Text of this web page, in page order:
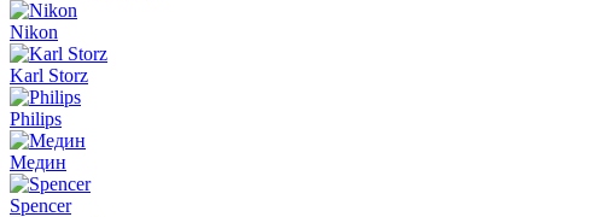
Nikon
Karl Storz
Philips
Медин
Spencer